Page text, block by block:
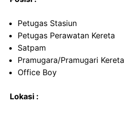
Petugas Stasiun
Petugas Perawatan Kereta
Satpam
Pramugara/Pramugari Kereta
Office Boy
Lokasi :